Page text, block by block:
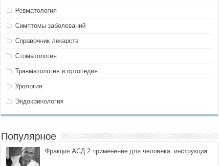
Ревматология
Симптомы заболеваний
Справочник лекарств
Стоматология
Травматология и ортопедия
Урология
Эндокринология
Популярное
Фракция АСД 2 применение для человека: инструкция